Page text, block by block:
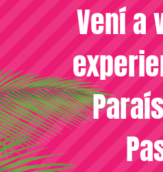
Vení a